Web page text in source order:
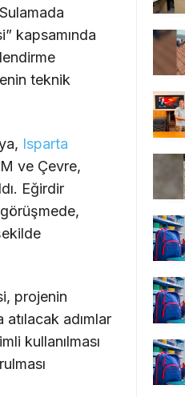
kapsamında
teknik
Isparta
ve Çevre,
Eğirdir
projenin
adımlar
kullanılması